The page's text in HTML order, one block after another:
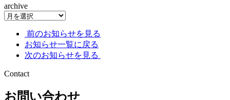
archive
前のお知らせを見る
お知らせ一覧に戻る
次のお知らせを見る
Contact
お問い合わせ